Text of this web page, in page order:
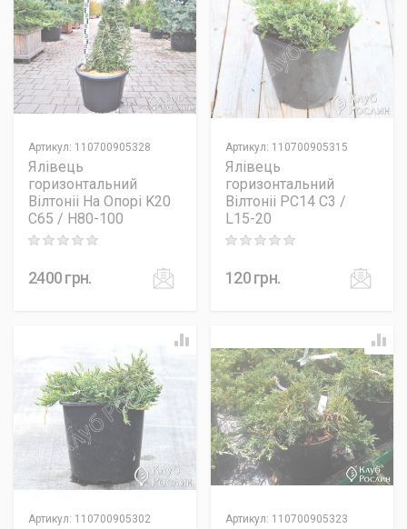
Артикул: 110700905328
Ялівець
горизонтальний
Вілтоніі На Опорі K20
C65 / H80-100
Rating: 0 out of 5
2400грн.
Артикул: 110700905315
Ялівець
горизонтальний
Вілтоніі PC14 C3 /
L15-20
Rating: 0 out of 5
120грн.
Артикул: 110700905302 Артикул: 110700905323